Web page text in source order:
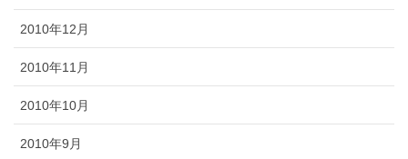
2010年12月
2010年11月
2010年10月
2010年9月